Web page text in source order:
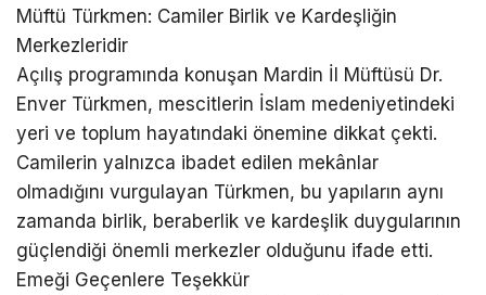
Müftü Türkmen: Camiler Birlik ve Kardeşliğin
Merkezleridir
Açılış programında konuşan Mardin İl Müftüsü Dr.
Enver Türkmen, mescitlerin İslam medeniyetindeki
yeri ve toplum hayatındaki önemine dikkat çekti.
Camilerin yalnızca ibadet edilen mekânlar
olmadığını vurgulayan Türkmen, bu yapıların aynı
zamanda birlik, beraberlik ve kardeşlik duygularının
güçlendiği önemli merkezler olduğunu ifade etti.
Emeği Geçenlere Teşekkür